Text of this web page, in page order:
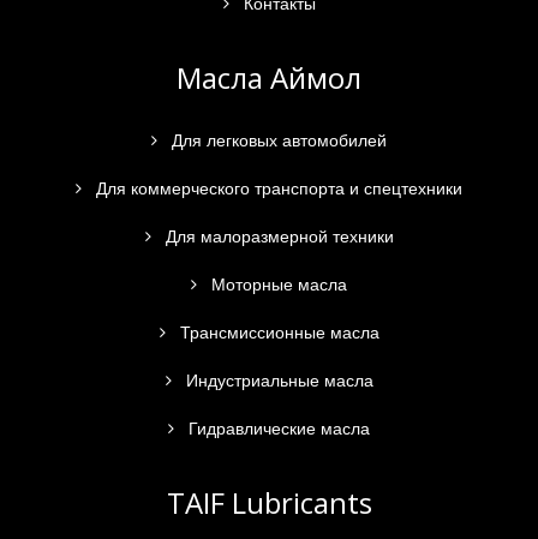
Масла Аймол
Для легковых автомобилей
Для коммерческого транспорта и спецтехники
Для малоразмерной техники
Моторные масла
Трансмиссионные масла
Индустриальные масла
Гидравлические масла
TAIF Lubricants